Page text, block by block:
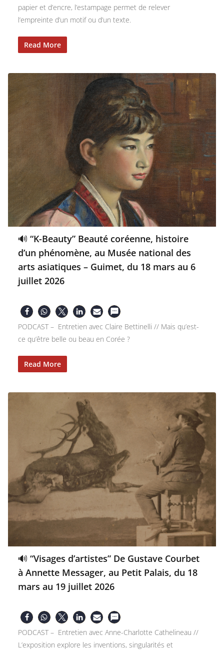
papier et d’encre, l’estampage permet de relever
l’empreinte d’un motif ou d’un texte.
Read More
🔊 “K-Beauty” Beauté coréenne, histoire
d’un phénomène, au Musée national des
arts asiatiques – Guimet, du 18 mars au 6
juillet 2026
PODCAST – Entretien avec Claire Bettinelli // Mais qu’est-
ce qu’être belle ou beau en Corée ?
Read More
🔊 “Visages d’artistes” De Gustave Courbet
à Annette Messager, au Petit Palais, du 18
mars au 19 juillet 2026
PODCAST – Entretien avec Anne-Charlotte Cathelineau //
L’exposition explore les inventions, singularités et